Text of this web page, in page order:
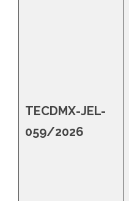
TECDMX-JEL-
059/2026